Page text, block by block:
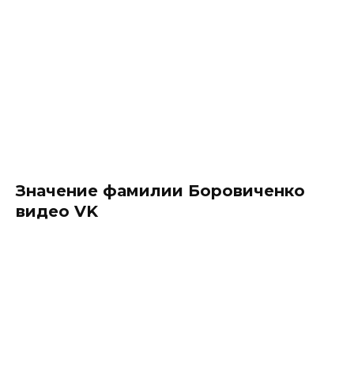
Значение фамилии Боровиченко
видео VK